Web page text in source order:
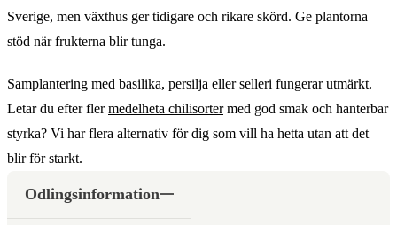
Sverige, men växthus ger tidigare och rikare skörd. Ge plantorna
stöd när frukterna blir tunga.
Samplantering med basilika, persilja eller selleri fungerar utmärkt.
Letar du efter flermedelheta chilisortermed god smak och hanterbar
styrka? Vi har flera alternativ för dig som vill ha hetta utan att det
blir för starkt.
Odlingsinformation